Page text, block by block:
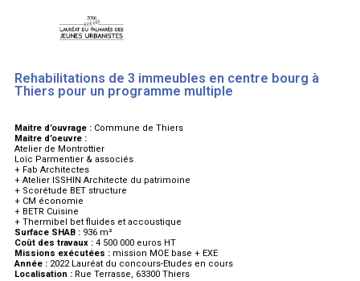
Rehabilitations de 3 immeubles en centre bourg à
Thiers pour un programme multiple
Maitre d’ouvrage : Commune de Thiers
Maitre d’oeuvre :
Atelier de Montrottier
Loïc Parmentier & associés
+ Fab Architectes
+ Atelier ISSHIN Architecte du patrimoine
+ Scorétude BET structure
+ CM économie
+ BETR Cuisine
+ Thermibel bet fluides et accoustique
Surface SHAB : 936 m²
Coût des travaux : 4 500 000 euros HT
Missions exécutées : mission MOE base + EXE
Année : 2022 Lauréat du concours-Etudes en cours
Localisation : Rue Terrasse, 63300 Thiers